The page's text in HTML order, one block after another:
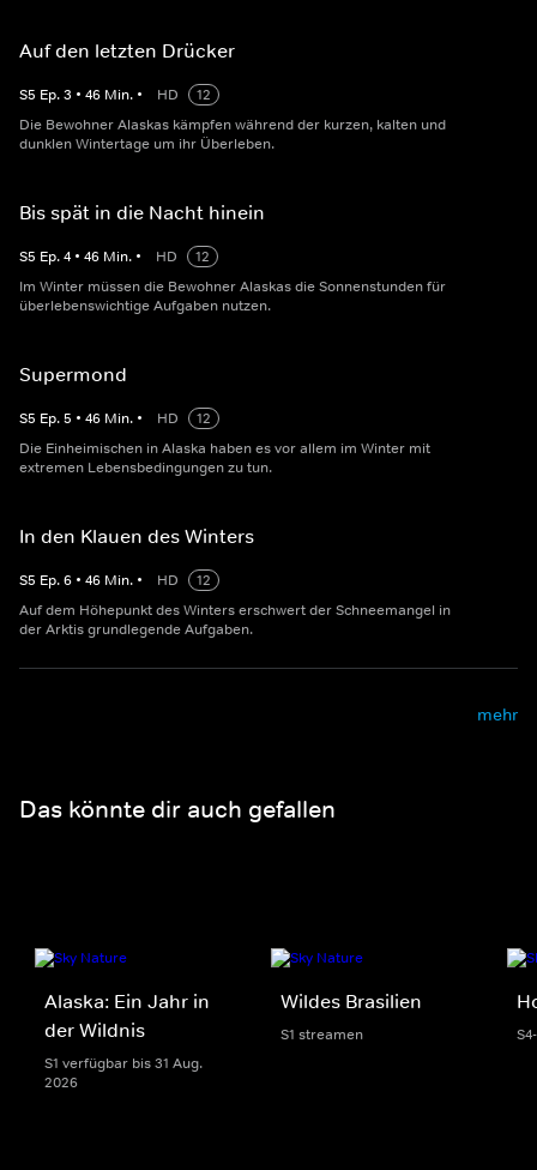
Auf den letzten Drücker
S5 Ep.3 • 46 Min. • HD
12
Die Bewohner Alaskas kämpfen während der kurzen, kalten und
dunklen Wintertage um ihr Überleben.
Bis spät in die Nacht hinein
S5 Ep.4 • 46 Min. • HD
12
Im Winter müssen die Bewohner Alaskas die Sonnenstunden für
überlebenswichtige Aufgaben nutzen.
Supermond
S5 Ep.5 • 46 Min. • HD
12
Die Einheimischen in Alaska haben es vor allem im Winter mit
extremen Lebensbedingungen zu tun.
In den Klauen des Winters
S5 Ep.6 • 46 Min. • HD
12
Auf dem Höhepunkt des Winters erschwert der Schneemangel in
der Arktis grundlegende Aufgaben.
mehr
Das könnte dir auch gefallen
Alaska: Ein Jahr in
der Wildnis
S1 verfügbar bis 31 Aug.
2026
Wildes Brasilien
S1 streamen